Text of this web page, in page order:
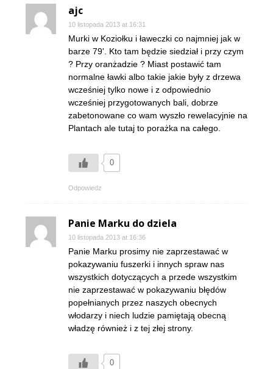
ajc
10 listopada 2013 at 16:31
Murki w Koziołku i ławeczki co najmniej jak w
barze 79'. Kto tam będzie siedział i przy czym
? Przy oranżadzie ? Miast postawić tam
normalne ławki albo takie jakie były z drzewa
wcześniej tylko nowe i z odpowiednio
wcześniej przygotowanych bali, dobrze
zabetonowane co wam wyszło rewelacyjnie na
Plantach ale tutaj to porażka na całego.
0
Odpowiedz
Panie Marku do dziela
10 listopada 2013 at 16:36
Panie Marku prosimy nie zaprzestawać w
pokazywaniu fuszerki i innych spraw nas
wszystkich dotyczących a przede wszystkim
nie zaprzestawać w pokazywaniu błędów
popełnianych przez naszych obecnych
włodarzy i niech ludzie pamiętają obecną
władzę również i z tej złej strony.
0